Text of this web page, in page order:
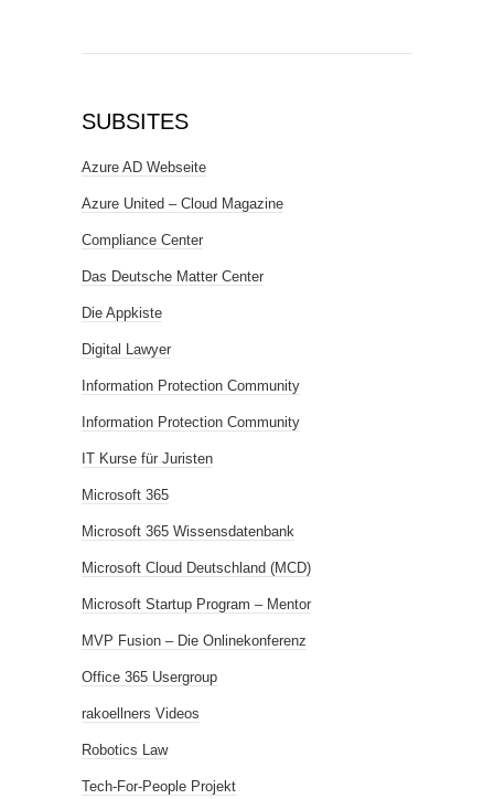
SUBSITES
Azure AD Webseite
Azure United – Cloud Magazine
Compliance Center
Das Deutsche Matter Center
Die Appkiste
Digital Lawyer
Information Protection Community
Information Protection Community
IT Kurse für Juristen
Microsoft 365
Microsoft 365 Wissensdatenbank
Microsoft Cloud Deutschland (MCD)
Microsoft Startup Program – Mentor
MVP Fusion – Die Onlinekonferenz
Office 365 Usergroup
rakoellners Videos
Robotics Law
Tech-For-People Projekt